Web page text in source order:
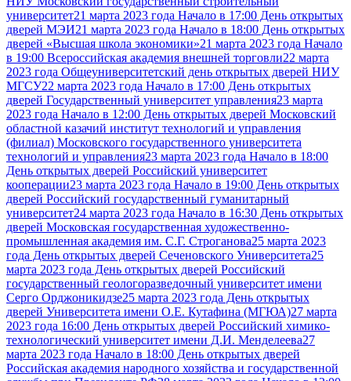
университет21 марта 2023 года Начало в 17:00 День открытых
дверей МЭИ21 марта 2023 года Начало в 18:00 День открытых
дверей «Высшая школа экономики»21 марта 2023 года Начало
в 19:00 Всероссийская академия внешней торговли22 марта
2023 года Общеуниверситетский день открытых дверей НИУ
МГСУ22 марта 2023 года Начало в 17:00 День открытых
дверей Государственный университет управления23 марта
2023 года Начало в 12:00 День открытых дверей Московский
областной казачий институт технологий и управления
(филиал) Московского государственного университета
технологий и управления23 марта 2023 года Начало в 18:00
День открытых дверей Российский университет
кооперации23 марта 2023 года Начало в 19:00 День открытых
дверей Российский государственный гуманитарный
университет24 марта 2023 года Начало в 16:30 День открытых
дверей Московская государственная художественно-
промышленная академия им. С.Г. Строганова25 марта 2023
года День открытых дверей Сеченовского Университета25
марта 2023 года День открытых дверей Российский
государственный геологоразведочный университет имени
Серго Орджоникидзе25 марта 2023 года День открытых
дверей Университета имени О.Е. Кутафина (МГЮА)27 марта
2023 года 16:00 День открытых дверей Российский химико-
технологический университет имени Д.И. Менделеева27
марта 2023 года Начало в 18:00 День открытых дверей
Российская академия народного хозяйства и государственной